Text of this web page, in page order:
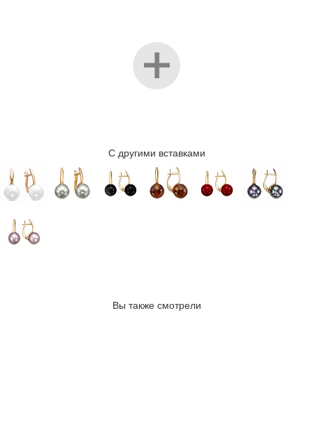
С другими вставками
Вы также смотрели